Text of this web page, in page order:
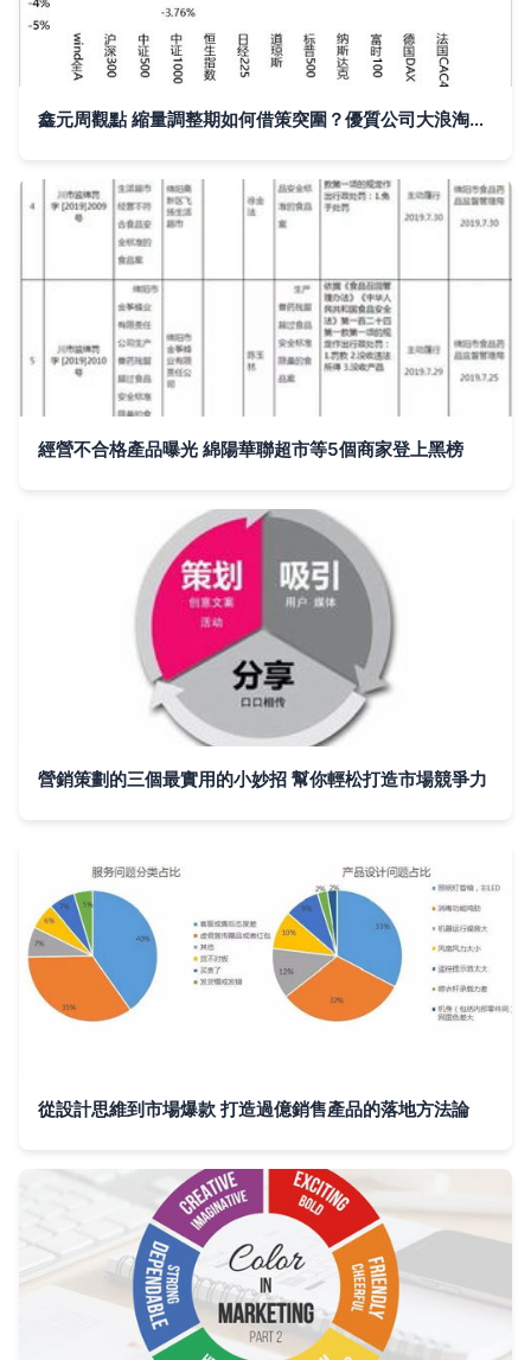
鑫元周觀點 縮量調整期如何借策突圍？優質公司大浪淘沙下的市場經營洞察
經營不合格產品曝光 綿陽華聯超市等5個商家登上黑榜
營銷策劃的三個最實用的小妙招 幫你輕松打造市場競爭力
從設計思維到市場爆款 打造過億銷售產品的落地方法論